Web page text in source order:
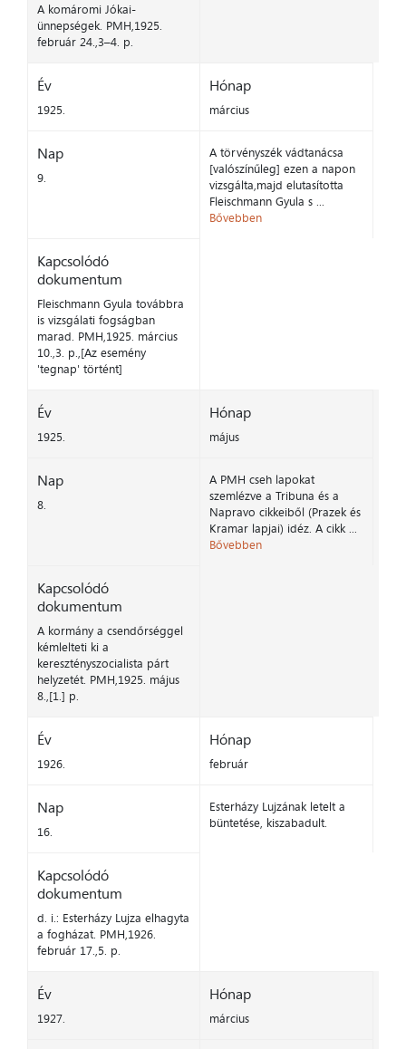
A komáromi Jókai-
ünnepségek. PMH,1925.
február 24.,3–4. p.
Év
1925.
Hónap
március
Nap
9.
A törvényszék vádtanácsa
[valószínűleg] ezen a napon
vizsgálta,majd elutasította
Fleischmann Gyula s ...
Bővebben
Kapcsolódó
dokumentum
Fleischmann Gyula továbbra
is vizsgálati fogságban
marad. PMH,1925. március
10.,3. p.,[Az esemény
'tegnap' történt]
Év
1925.
Hónap
május
Nap
8.
A PMH cseh lapokat
szemlézve a Tribuna és a
Napravo cikkeiből (Prazek és
Kramar lapjai) idéz. A cikk ...
Bővebben
Kapcsolódó
dokumentum
A kormány a csendőrséggel
kémlelteti ki a
keresztényszocialista párt
helyzetét. PMH,1925. május
8.,[1.] p.
Év
1926.
Hónap
február
Nap
16.
Esterházy Lujzának letelt a
büntetése, kiszabadult.
Kapcsolódó
dokumentum
d. i.: Esterházy Lujza elhagyta
a fogházat. PMH,1926.
február 17.,5. p.
Év
1927.
Hónap
március